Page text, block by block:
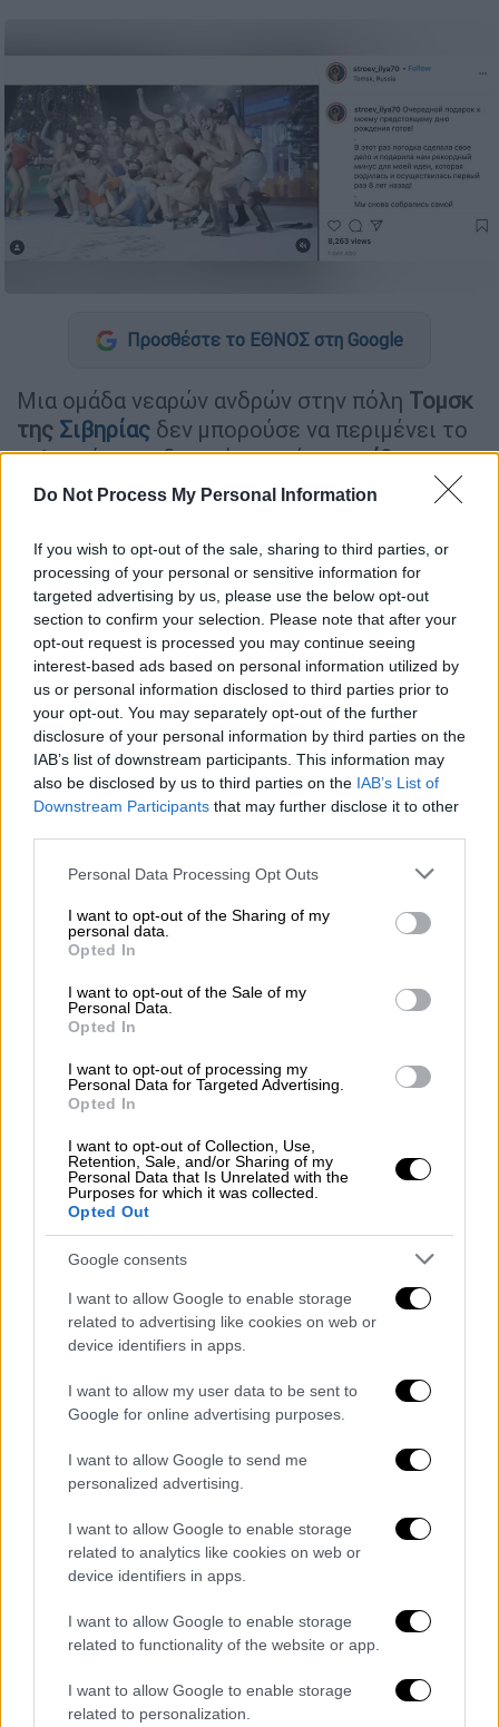
Do Not Process My Personal Information
If you wish to opt-out of the sale, sharing to third parties, or
processing of your personal or sensitive information for
targeted advertising by us, please use the below opt-out
section to confirm your selection. Please note that after your
opt-out request is processed you may continue seeing
interest-based ads based on personal information utilized by
us or personal information disclosed to third parties prior to
your opt-out. You may separately opt-out of the further
disclosure of your personal information by third parties on the
IAB’s list of downstream participants. This information may
also be disclosed by us to third parties on the IAB’s List of
Downstream Participants that may further disclose it to other
Please note that this website/app uses one or more Google
not limited to your visit or usage behaviour. You may click to
grant or deny consent to Google and its third-party tags to
use your data for below specified purposes in below Google
consent section.
Personal Data Processing Opt Outs
I want to opt-out of the Sharing of my
personal data.
Opted In
I want to opt-out of the Sale of my
Personal Data.
Opted In
I want to opt-out of processing my
Personal Data for Targeted Advertising.
Opted In
I want to opt-out of Collection, Use,
Retention, Sale, and/or Sharing of my
Personal Data that Is Unrelated with the
Purposes for which it was collected.
Opted Out
Google consents
I want to allow Google to enable storage
related to advertising like cookies on web or
device identifiers in apps.
I want to allow my user data to be sent to
Google for online advertising purposes.
I want to allow Google to send me
personalized advertising.
I want to allow Google to enable storage
related to analytics like cookies on web or
device identifiers in apps.
I want to allow Google to enable storage
related to functionality of the website or app.
I want to allow Google to enable storage
related to personalization.
Προσθέστε το ΕΘΝΟΣ στη Google
Μια ομάδα νεαρών ανδρών στην πόλη Τομσκ
της Σιβηρίας δεν μπορούσε να περιμένει το
καλοκαίρι και διοργάνωσε έναυπαίθριο
μαγιόπάρτισε θερμοκρασία -39 Κελσίου ,
που είναι μαθημένοι στις χαμηλές
θερμοκρασίες. Το βίντεο του υπαίθριου
πάρτι που έγινε σε μίαχιονισμένη πλατεία
της πόλης ανέβηκε στο Instagram και έγινε
χαμός.
Πάνω από δώδεκα άτομα με μπικίνι,
πολύχρωμα σορτς αλλά καιμάσκες για τον
κορονοϊόχόρεψαν μπροστά από ένα
στολισμένο δέντρο. Η θερμοκρασία στο
Τομσκ κατά τη στιγμή του πάρτι ήταν στο
τηλέφωνο που εμφανίζεται στο βίντεο. Το
πάρτι είχε σκοπό να γιορταστούν τα
γενέθλια ενός από τους συμμετέχοντες
μέρα για να κάνει το ψυχρό κλιπ. «Ο καιρός
έκανε τη δουλειά του και μας έδωσε ένα
έγραψε ο δημιουργός του πάρτι.
A post shared by Строев Илья (@stroev_ilya70)